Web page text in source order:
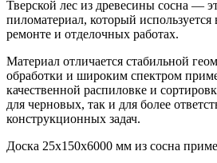
Тверской лес из древесины сосна —
пиломатериал, который используется
ремонте и отделочных работах.
Материал отличается стабильной
обработки и широким спектром
качественной распиловке и
для черновых, так и для более
конструкционных задач.
Доска 25х150х6000 мм из сосна